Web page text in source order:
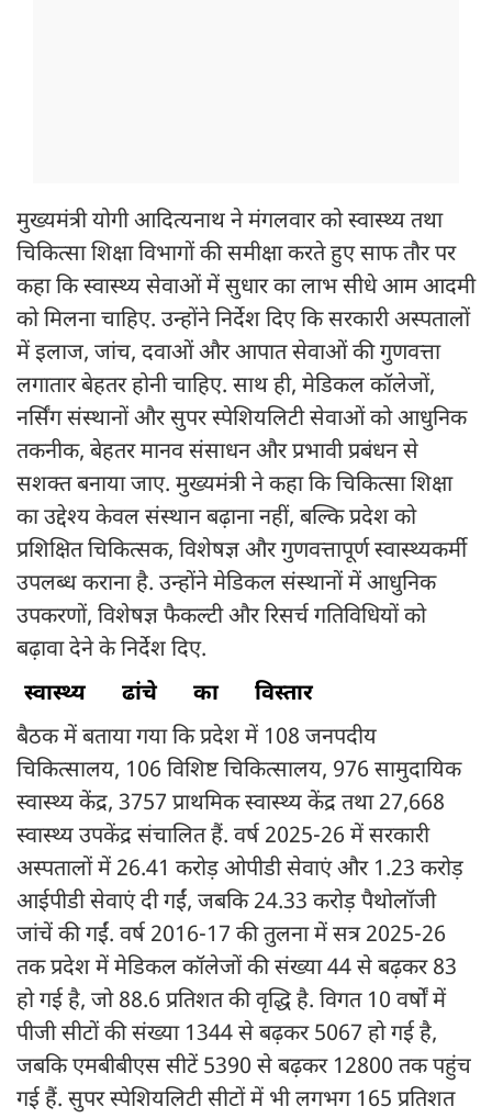
मुख्यमंत्री योगी आदित्यनाथ ने मंगलवार को स्वास्थ्य तथा
चिकित्सा शिक्षा विभागों की समीक्षा करते हुए साफ तौर पर
कहा कि स्वास्थ्य सेवाओं में सुधार का लाभ सीधे आम आदमी
को मिलना चाहिए. उन्होंने निर्देश दिए कि सरकारी अस्पतालों
में इलाज, जांच, दवाओं और आपात सेवाओं की गुणवत्ता
लगातार बेहतर होनी चाहिए. साथ ही, मेडिकल कॉलेजों,
नर्सिंग संस्थानों और सुपर स्पेशियलिटी सेवाओं को आधुनिक
तकनीक, बेहतर मानव संसाधन और प्रभावी प्रबंधन से
सशक्त बनाया जाए. मुख्यमंत्री ने कहा कि चिकित्सा शिक्षा
का उद्देश्य केवल संस्थान बढ़ाना नहीं, बल्कि प्रदेश को
प्रशिक्षित चिकित्सक, विशेषज्ञ और गुणवत्तापूर्ण स्वास्थ्यकर्मी
उपलब्ध कराना है. उन्होंने मेडिकल संस्थानों में आधुनिक
उपकरणों, विशेषज्ञ फैकल्टी और रिसर्च गतिविधियों को
बढ़ावा देने के निर्देश दिए.
स्वास्थ्य
ढांचे का
विस्तार
बैठक में बताया गया कि प्रदेश में 108 जनपदीय
चिकित्सालय, 106 विशिष्ट चिकित्सालय, 976 सामुदायिक
स्वास्थ्य केंद्र, 3757 प्राथमिक स्वास्थ्य केंद्र तथा 27,668
स्वास्थ्य उपकेंद्र संचालित हैं. वर्ष 2025-26 में सरकारी
अस्पतालों में 26.41 करोड़ ओपीडी सेवाएं और 1.23 करोड़
आईपीडी सेवाएं दी गईं, जबकि 24.33 करोड़ पैथोलॉजी
जांचें की गईं. वर्ष 2016-17 की तुलना में सत्र 2025-26
तक प्रदेश में मेडिकल कॉलेजों की संख्या 44 से बढ़कर 83
हो गई है, जो 88.6 प्रतिशत की वृद्धि है. विगत 10 वर्षों में
पीजी सीटों की संख्या 1344 से बढ़कर 5067 हो गई है,
जबकि एमबीबीएस सीटें 5390 से बढ़कर 12800 तक पहुंच
गई हैं. सुपर स्पेशियलिटी सीटों में भी लगभग 165 प्रतिशत